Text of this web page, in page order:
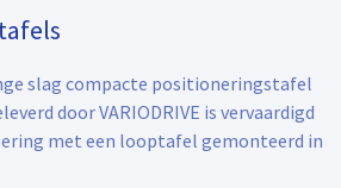
slag compacte positioneringstafel
door VARIODRIVE is vervaardigd
met een looptafel gemonteerd in